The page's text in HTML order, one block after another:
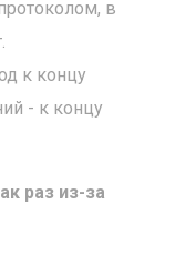
в
к концу
- к концу
раз из-за